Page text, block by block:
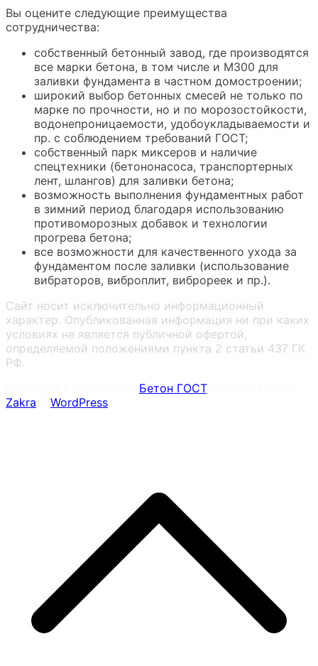
Вы оцените следующие преимущества
сотрудничества:
собственный бетонный завод, где производятся
все марки бетона, в том числе и М300 для
заливки фундамента в частном домостроении;
широкий выбор бетонных смесей не только по
марке по прочности, но и по морозостойкости,
водонепроницаемости, удобоукладываемости и
пр. с соблюдением требований ГОСТ;
собственный парк миксеров и наличие
спецтехники (бетононасоса, транспортерных
лент, шлангов) для заливки бетона;
возможность выполнения фундаментных работ
в зимний период благодаря использованию
противоморозных добавок и технологии
прогрева бетона;
все возможности для качественного ухода за
фундаментом после заливки (использование
вибраторов, виброплит, виброреек и пр.).
Сайт носит исключительно информационный
характер. Опубликованная информация ни при каких
условиях не является публичной офертой,
определяемой положениями пункта 2 статьи 437 ГК
РФ.
Бетон ГОСТ. На платформе
Zakra
WordPress